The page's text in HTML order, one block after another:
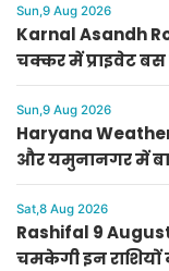
Sun,9 Aug 2026
Karnal Asandh
चक्कर में प्राइवेट बस
Sun,9 Aug 2026
Haryana
और यमुनानगर में
Sat,8 Aug 2026
Rashifal 9
चमकेगी इन